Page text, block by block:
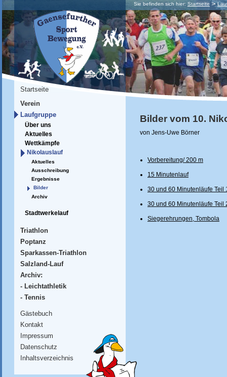
Sie befinden sich hier: Startseite
Startseite
Verein
Laufgruppe
Über uns
Aktuelles
Wettkämpfe
Nikolauslauf
Aktuelles
Ausschreibung
Ergebnisse
Bilder
Archiv
Stadtwerkelauf
Triathlon
Poptanz
Sparkassen-Triathlon
Salzland-Lauf
Archiv:
- Leichtathletik
- Tennis
Gästebuch
Kontakt
Impressum
Datenschutz
Inhaltsverzeichnis
Bilder vom 10.
von Jens-Uwe Börner
Vorbereitung/ 200 m
15 Minutenlauf
30 und 60 Minutenläufe Teil
30 und 60 Minutenläufe Teil
Siegerehrungen, Tombola